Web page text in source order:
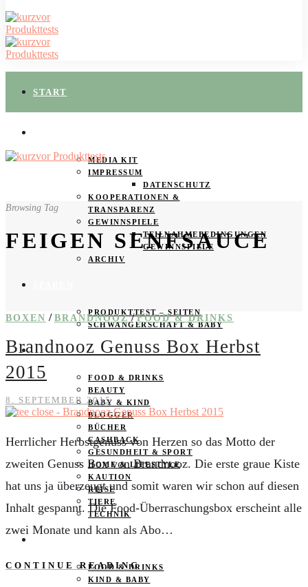
START
MEDIA KIT
IMPRESSUM
DATENSCHUTZ
KOOPERATIONEN &
TRANSPARENZ
GEWINNSPIELE
TEILNAHMEBEDINGUNGEN
GEWINNSPIELE
ARCHIV
PRODUKTTEST – SEITEN
SCHWANGERSCHAFT & BABY
PRODUKTTESTER GESUCHT
FOOD & DRINKS
BEAUTY
BABY & KIND
BLOGGER
BÜCHER
CASHBACK
GESUNDHEIT & SPORT
HOME & LIFESTYLE
KAUTION
REISE
TIERE
TECHNIK
FOOD & DRINKS
KIND & BABY
Browsing Tag
FEIGEN SENFSAUCE
BOXEN / BRANDNOOZ / FOOD & DRINKS
Brandnooz Genuss Box Herbst
2015
8. SEPTEMBER 2015
Herrlicher Herbstgenuss von Herzen so das Motto der
zweiten Genuss Box von Brandnooz. Die erste graue Kiste
hat uns ja überzeugt und somit waren wir schon auf diesen
Inhalt gespannt. Die Food-Überraschungsbox erscheint alle
zwei Monate und kann als Abo…
CONTINUE READING